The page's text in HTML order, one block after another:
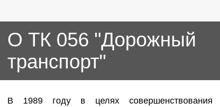
О ТК 056 "Дорожный
транспорт"
В 1989 году в целях совершенствования